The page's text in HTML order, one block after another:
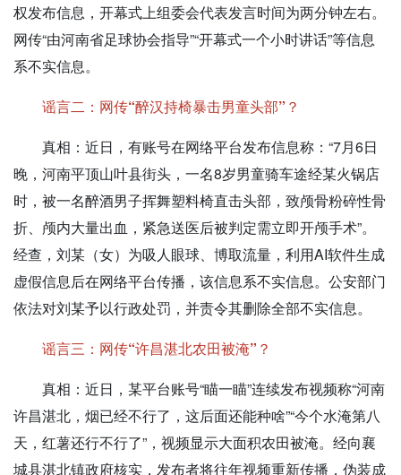
权发布信息，开幕式上组委会代表发言时间为两分钟左右。
网传“由河南省足球协会指导”“开幕式一个小时讲话”等信息
系不实信息。
谣言二：网传“醉汉持椅暴击男童头部”？
真相： 近日，有账号在网络平台发布信息称：“7月6日
晚，河南平顶山叶县街头，一名8岁男童骑车途经某火锅店
时，被一名醉酒男子挥舞塑料椅直击头部，致颅骨粉碎性骨
折、颅内大量出血，紧急送医后被判定需立即开颅手术”。
经查，刘某（女）为吸人眼球、博取流量，利用AI软件生成
虚假信息后在网络平台传播，该信息系不实信息。公安部门
依法对刘某予以行政处罚，并责令其删除全部不实信息。
谣言三：网传“许昌湛北农田被淹”？
真相： 近日，某平台账号“瞄一瞄”连续发布视频称“河南
许昌湛北，烟已经不行了，这后面还能种啥”“今个水淹第八
天，红薯还行不行了”，视频显示大面积农田被淹。经向襄
城县湛北镇政府核实，发布者将往年视频重新传播，伪装成